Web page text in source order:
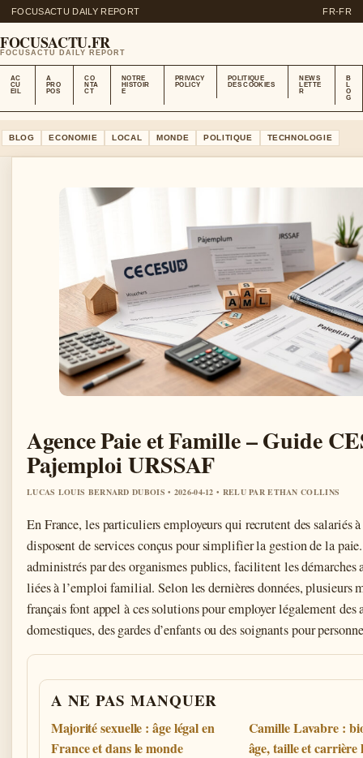
FOCUSACTU DAILY REPORT FR-FR
FOCUSACTU.FR
FOCUSACTU DAILY REPORT
AC
CU
EIL
A
PRO
POS
CO
NTA
CT
NOTRE
HISTOIR
E
PRIVACY
POLICY
POLITIQUE
DES COOKIES
NEWS
LETTE
R
B
L
O
G
BLOG ECONOMIE LOCAL MONDE POLITIQUE TECHNOLOGIE
Agence Paie et Famille – Guide
Pajemploi URSSAF
LUCAS LOUIS BERNARD DUBOIS • 2026-04-12 • RELU PAR ETHAN COLLINS
En France, les particuliers employeurs qui recrutent des salariés
disposent de services conçus pour simplifier la gestion de la
administrés par des organismes publics, facilitent les démarches
liées à l’emploi familial. Selon les dernières données, plusieurs
français font appel à ces solutions pour employer légalement des
domestiques, des gardes d’enfants ou des soignants pour
A NE PAS MANQUER
Majorité sexuelle : âge légal en
France et dans le monde
Camille Lavabre :
âge, taille et carrière